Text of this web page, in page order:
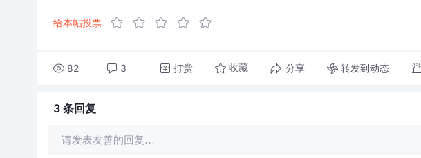
给本帖投票
82 3 打赏 收藏 分享 转发到动态
3 条回复
请发表友善的回复…